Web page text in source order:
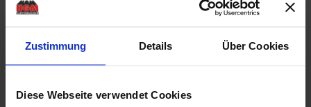
Zustimmung Details Über Cookies
Diese Webseite verwendet Cookies
cm bietet das Gerätehaus optimale Raumnutzung. Das
x 242 cm. Bodenbalken sorgen für den Schutz von unten
Kesseldruckimprägnierung der Bodenbalken sind diese vor